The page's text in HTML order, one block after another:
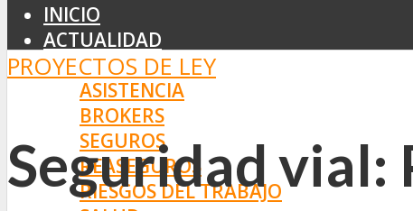
INICIO
ACTUALIDAD
MERCADO
ASISTENCIA
BROKERS
SEGUROS
REASEGUROS
RIESGOS DEL TRABAJO
PROYECTOS DE LEY
Seguridad vial: